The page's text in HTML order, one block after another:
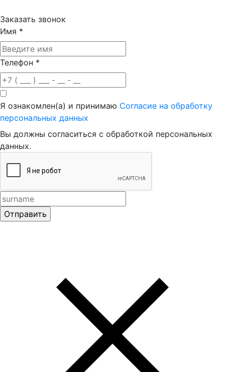
Заказать звонок
Имя *
Телефон *
Я ознакомлен(а) и принимаю Согласие на обработку
персональных данных
Вы должны согласиться с обработкой персональных
данных.